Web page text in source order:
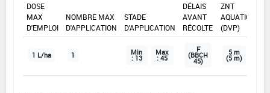
DOSE
MAX
D'EMPLOI
NOMBRE MAX
D'APPLICATION
STADE
D'APPLICATION
DÉLAIS
AVANT
RÉCOLTE
ZNT
AQUATIQUE
(DVP)
1 L/ha 1 Min
: 13
Max
: 45
F
(BBCH
45)
5 m
(5 m)